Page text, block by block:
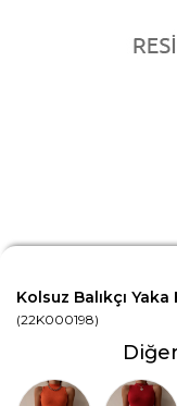
Kolsuz Balıkçı
(22K000198)